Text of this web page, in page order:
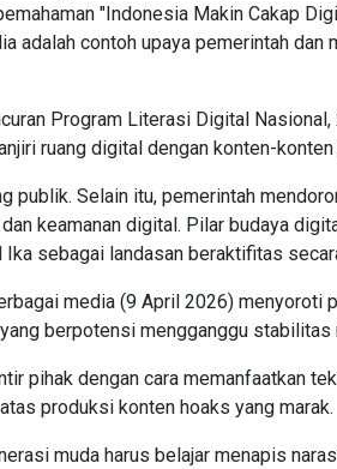
"Indonesia Makin Cakap
adalah contoh upaya pemerintah dan
Program Literasi Digital
ruang digital dengan konten-
publik. Selain itu, pemerintah
keamanan digital. Pilar budaya
sebagai landasan beraktifitas
media (9 April 2026) menyoroti
berpotensi mengganggu stabilitas
pihak dengan cara memanfaatkan
produksi konten hoaks yang marak.
muda harus belajar menapis